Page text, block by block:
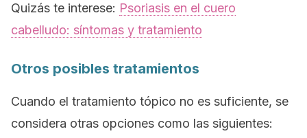
Quizás te interese: Psoriasis en el cuero
cabelludo: síntomas y tratamiento
Otros posibles tratamientos
Cuando el tratamiento tópico no es suficiente, se
considera otras opciones como las siguientes: